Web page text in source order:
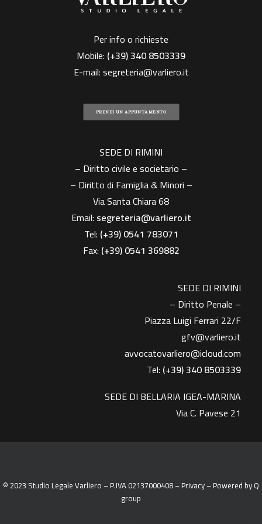
Per info o richieste
Mobile: (+39)340 8503339
E-mail:segreteria@varliero.it
PRENDI UN APPUNTAMENTO
SEDE DI RIMINI
– Diritto civile e societario –
– Diritto di Famiglia & Minori –
Via Santa Chiara 68
Email: segreteria@varliero.it
Tel: (+39) 0541 783071
Fax: (+39)0541 369882
SEDE DI RIMINI
– Diritto Penale –
Piazza Luigi Ferrari 22/F
gfv@varliero.it
avvocatovarliero@icloud.com
Tel: (+39) 340 8503339
SEDE DI BELLARIA IGEA-MARINA
Via C. Pavese 21
© 2023 Studio Legale Varliero – P.IVA 02137000408 –Privacy– Powered byQ
group